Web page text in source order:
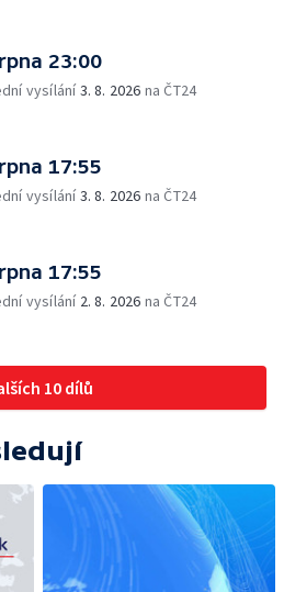
23:00
vysílání3. 8. 2026 na ČT24
17:55
vysílání3. 8. 2026 na ČT24
17:55
vysílání 2. 8. 2026 na ČT24
10 dílů